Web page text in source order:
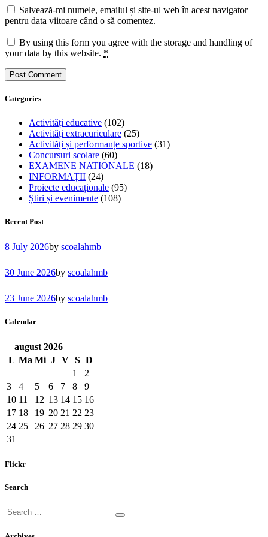
Salvează-mi numele, emailul și site-ul web în acest navigator
pentru data viitoare când o să comentez.
By using this form you agree with the storage and handling of
your data by this website. *
Categories
Activități educative (102)
Activități extracuriculare (25)
Activități și performanțe sportive (31)
Concursuri scolare (60)
EXAMENE NATIONALE (18)
INFORMAȚII (24)
Proiecte educaționale (95)
Știri și evenimente (108)
Recent Post
8 July 2026by scoalahmb
30 June 2026by scoalahmb
23 June 2026by scoalahmb
Calendar
august 2026
L Ma Mi J V S D
1
2
3
4 5 6 7 8
9
10 11 12 13 14 15 16
17 18 19 20 21 22 23
24 25 26 27 28 29 30
31
Flickr
Search